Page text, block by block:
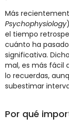
Más
Psychophysiology
el tiempo
cuánto ha
significativa.
mal, es más fácil
lo recuerdas,
subestimar
Por qué